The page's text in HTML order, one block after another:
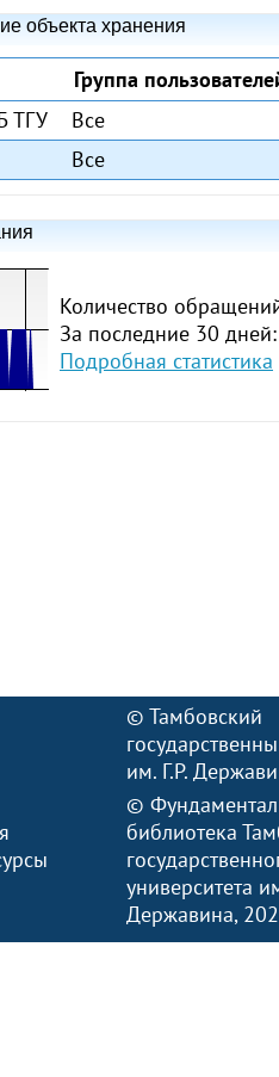
объекта хранения
Группа
ТГУ
Все
Все
Количество
За последние 30
Подробная статистика
© Тамбовский
им. Г.Р.
©
библиотека
университета
Державина,